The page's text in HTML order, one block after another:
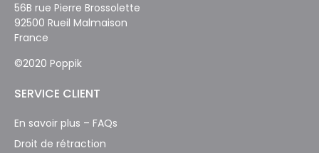
56B rue Pierre Brossolette
92500 Rueil Malmaison
France
©2020 Poppik
SERVICE CLIENT
En savoir plus – FAQs
Droit de rétraction